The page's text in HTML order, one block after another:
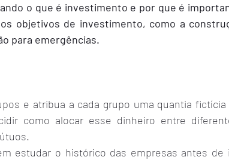
o que é investimento e por que é
objetivos de investimento, como a
para emergências.
e atribua a cada grupo uma quantia
como alocar esse dinheiro entre
estudar o histórico das empresas antes de